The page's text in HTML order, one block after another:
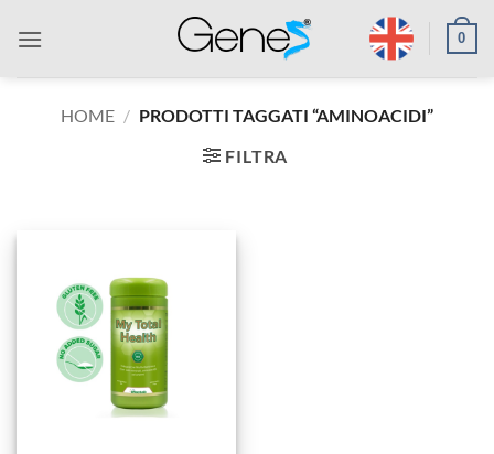
0
HOME / PRODOTTI TAGGATI “AMINOACIDI”
FILTRA